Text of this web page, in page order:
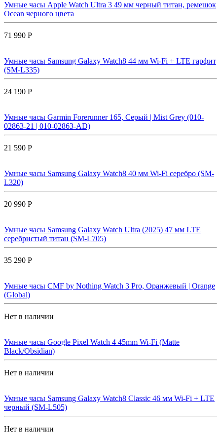
Умные часы Apple Watch Ultra 3 49 мм черный титан, ремешок
Ocean черного цвета
71 990 Р
Умные часы Samsung Galaxy Watch8 44 мм Wi-Fi + LTE гарфит
(SM-L335)
24 190 Р
Умные часы Garmin Forerunner 165, Серый | Mist Grey (010-
02863-21 | 010-02863-AD)
21 590 Р
Умные часы Samsung Galaxy Watch8 40 мм Wi-Fi серебро (SM-
L320)
20 990 Р
Умные часы Samsung Galaxy Watch Ultra (2025) 47 мм LTE
серебристый титан (SM-L705)
35 290 Р
Умные часы CMF by Nothing Watch 3 Pro, Оранжевый | Orange
(Global)
Нет в наличии
Умные часы Google Pixel Watch 4 45mm Wi-Fi (Matte
Black/Obsidian)
Нет в наличии
Умные часы Samsung Galaxy Watch8 Classic 46 мм Wi-Fi + LTE
черный (SM-L505)
Нет в наличии